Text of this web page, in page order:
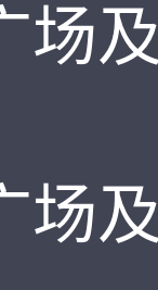
场及
场及